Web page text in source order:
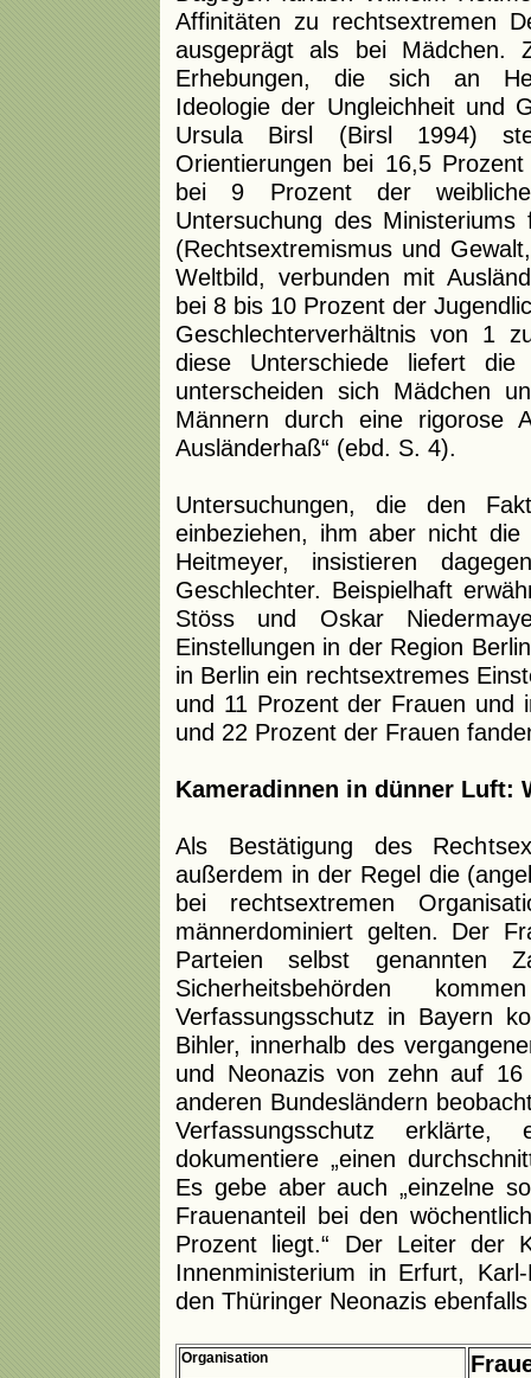
Affinitäten zu rechtsextremen
ausgeprägt als bei Mädchen.
Erhebungen, die sich an
Ideologie der Ungleichheit und
Ursula Birsl (Birsl 1994)
Orientierungen bei 16,5
bei 9 Prozent der
Untersuchung des
(Rechtsextremismus und
Weltbild, verbunden mit
bei 8 bis 10 Prozent der
Geschlechterverhältnis von 1
diese Unterschiede liefert
unterscheiden sich Mädchen
Männern durch eine rigorose
Ausländerhaß“ (ebd. S. 4).
Untersuchungen, die den
einbeziehen, ihm aber nicht die
Heitmeyer, insistieren
Geschlechter. Beispielhaft
Stöss und Oskar
Einstellungen in der Region
in Berlin ein rechtsextremes
und 11 Prozent der Frauen und
und 22 Prozent der Frauen
Kameradinnen in dünner Luft:
Als Bestätigung des
außerdem in der Regel die
bei rechtsextremen
männerdominiert gelten. Der
Parteien selbst genannten
Sicherheitsbehörden
Verfassungsschutz in Bayern
Bihler, innerhalb des
und Neonazis von zehn auf
anderen Bundesländern
Verfassungsschutz
dokumentiere „einen
Es gebe aber auch „einzelne
Frauenanteil bei den
Prozent liegt.“ Der Leiter der
Innenministerium in Erfurt,
den Thüringer Neonazis
Organisation